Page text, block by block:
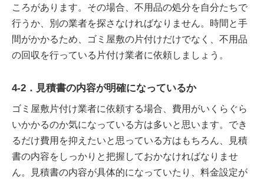
ころがあります。その場合、不用品の処分を自分たちで
行うか、別の業者を探さなければなりません。時間と手
間がかかるため、ゴミ屋敷の片付けだけでなく、不用品
の回収を行っている片付け業者に依頼しましょう。
4-2．見積書の内容が明確になっているか
ゴミ屋敷片付け業者に依頼する場合、費用がいくらぐら
いかかるのか気になっている方は多いと思います。でき
るだけ費用を抑えたいと思っている方はもちろん、見積
書の内容をしっかりと把握しておかなければなりませ
ん。見積書の内容が具体的になっていたり、料金設定が